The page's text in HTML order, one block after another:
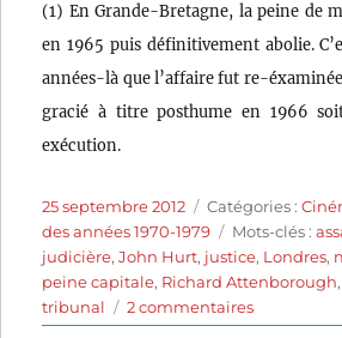
(1) En Grande-Bretagne, la peine de
en 1965 puis définitivement abolie.
années-là que l’affaire fut re-
gracié à titre posthume en 1966
exécution.
Publié
le
25 septembre 2012 Catégories
Catégories :
des années 1970-1979
Étiquettes
Mots-clés :
judicière,John Hurt, justice, Londres,
peine capitale, Richard Attenborough,
tribunal
2 commentairessur